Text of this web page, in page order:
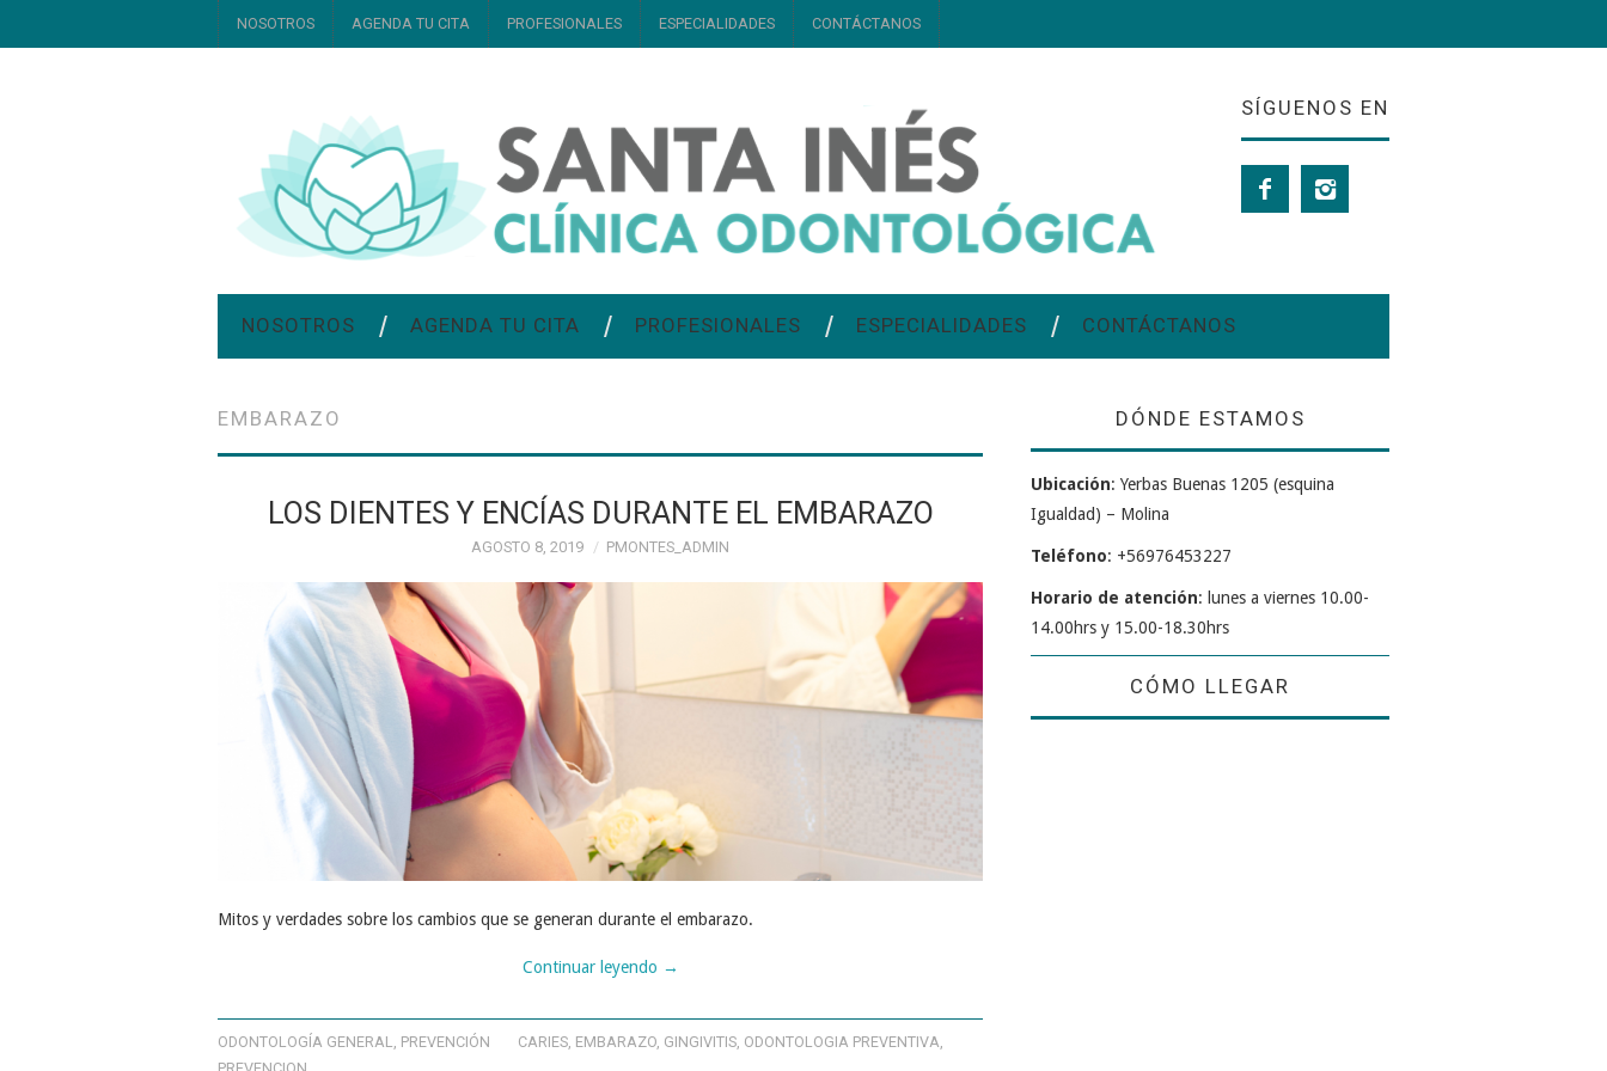
NOSOTROS AGENDA TU CITA PROFESIONALES ESPECIALIDADES CONTÁCTANOS
SÍGUENOS EN
NOSOTROS AGENDA TU CITA PROFESIONALES ESPECIALIDADES CONTÁCTANOS
EMBARAZO
LOS DIENTES Y ENCÍAS DURANTE EL EMBARAZO
AGOSTO 8, 2019 PMONTES_ADMIN
Mitos y verdades sobre los cambios que se generan durante el embarazo.
Continuar leyendo →
ODONTOLOGÍA GENERAL PREVENCIÓN CARIES EMBARAZO GINGIVITIS ODONTOLOGIA PREVENTIVA
PREVENCION
DÓNDE ESTAMOS
Ubicación: Yerbas Buenas 1205 (esquina
Igualdad) – Molina
Teléfono: +56976453227
Horario de atención: lunes a viernes 10.00-
14.00hrs y 15.00-18.30hrs
CÓMO LLEGAR